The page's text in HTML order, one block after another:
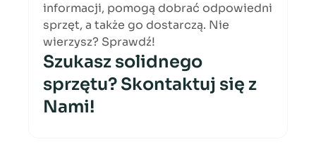
informacji, pomogą dobrać odpowiedni
sprzęt, a także go dostarczą. Nie
wierzysz? Sprawdź!
Szukasz solidnego
sprzętu? Skontaktuj się z
Nami!